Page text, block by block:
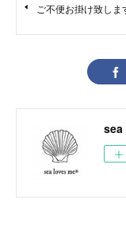
ご不便お掛け致しま
sea